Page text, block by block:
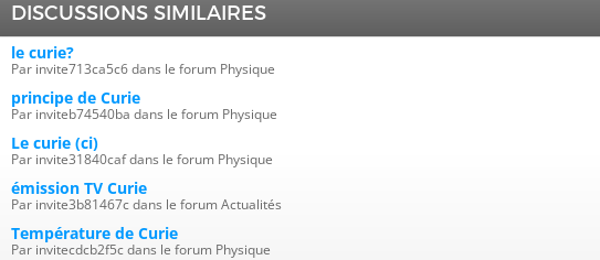
DISCUSSIONS SIMILAIRES
le curie?
Par invite713ca5c6 dans le forum Physique
principe de Curie
Par inviteb74540ba dans le forum Physique
Le curie (ci)
Par invite31840caf dans le forum Physique
émission TV Curie
Par invite3b81467c dans le forum Actualités
Température de Curie
Par invitecdcb2f5c dans le forum Physique